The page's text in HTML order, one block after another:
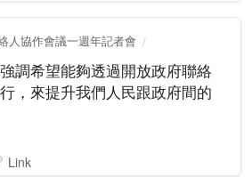
人協作會議一週年記者會
調希望能夠透過開放政府聯絡
，來提升我們人民跟政府間的
Link